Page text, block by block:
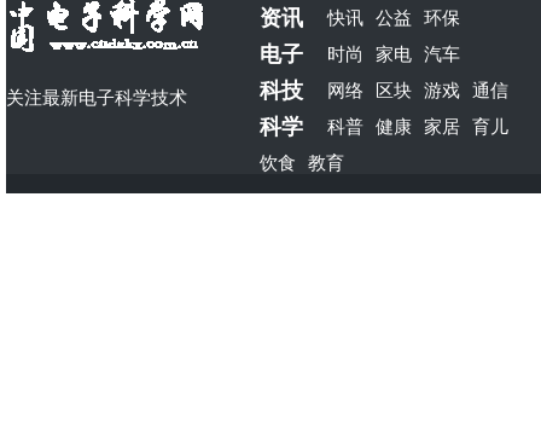
关注最新电子科学技术
资讯 快讯 公益 环保
电子 时尚 家电 汽车
科技 网络 区块 游戏 通信
科学 科普 健康 家居 育儿
饮食 教育